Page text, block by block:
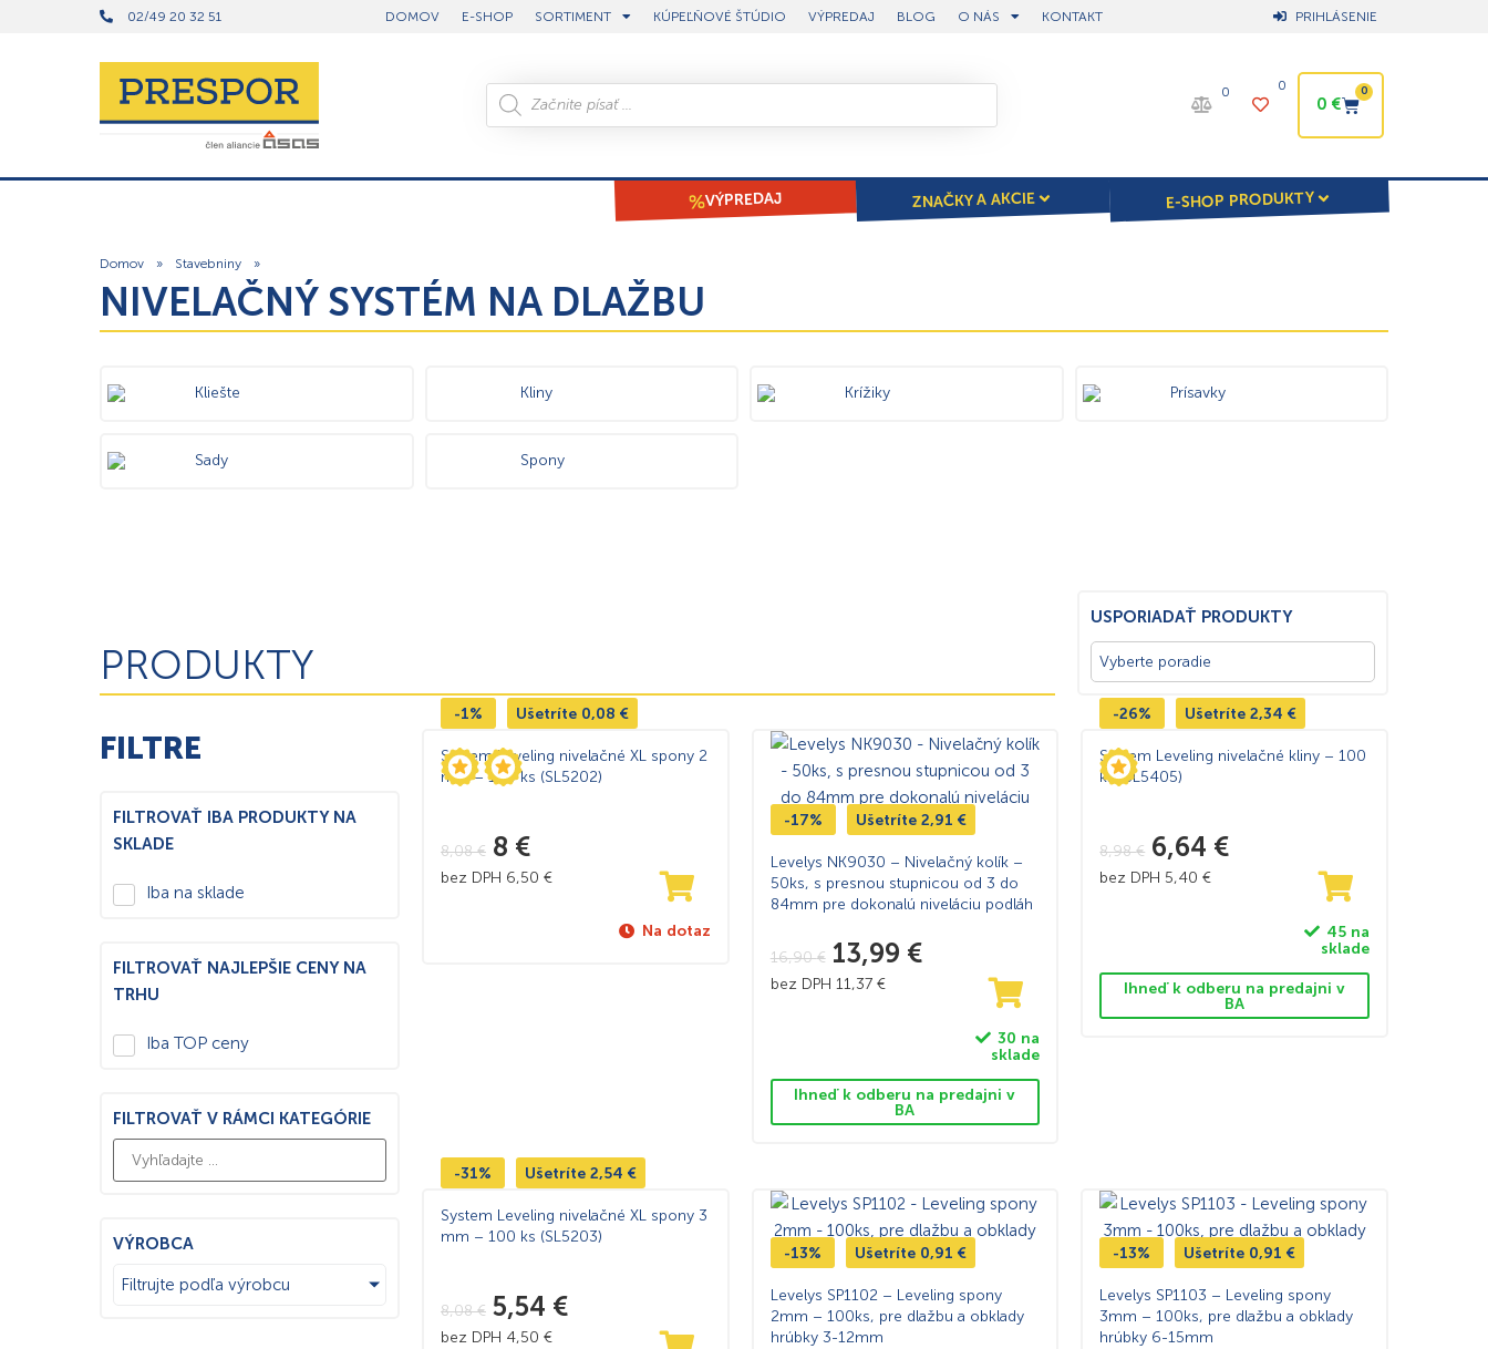
02/49 20 32 51 DOMOV E-SHOP SORTIMENT KÚPEĽŇOVÉ ŠTÚDIO VÝPREDAJ BLOG O NÁS KONTAKT PRIHLÁSENIE
0 0
0€
0
VÝPREDAJ ZNAČKY A AKCIE E-SHOP PRODUKTY
Domov » Stavebniny »
NIVELAČNÝ SYSTÉM NA DLAŽBU
Kliešte Kliny Krížiky Prísavky
Sady Spony
PRODUKTY
USPORIADAŤ PRODUKTY
FILTRE
FILTROVAŤ IBA PRODUKTY NA
SKLADE
Iba na sklade
FILTROVAŤ NAJLEPŠIE CENY NA
TRHU
Iba TOP ceny
FILTROVAŤ V RÁMCI KATEGÓRIE
VÝROBCA
Filtrujte podľa výrobcu
-1% Ušetríte 0,08 €
System Leveling nivelačné XL spony 2
mm – 100 ks (SL5202)
8,08€ 8 €
bez DPH 6,50 €
Na dotaz
-17% Ušetríte 2,91 €
Levelys NK9030 – Nivelačný kolík –
50ks, s presnou stupnicou od 3 do
84mm pre dokonalú niveláciu podláh
16,90€ 13,99 €
bez DPH 11,37 €
30 na
sklade
Ihneď k odberu na predajni v
BA
-26% Ušetríte2,34€
System Leveling nivelačné kliny – 100
ks (SL5405)
8,98€ 6,64 €
bez DPH 5,40€
45 na
sklade
Ihneď k odberu na predajni v
BA
-31% Ušetríte 2,54 €
System Leveling nivelačné XL spony 3
mm – 100 ks (SL5203)
8,08€ 5,54 €
bez DPH 4,50 €
-13% Ušetríte 0,91 €
Levelys SP1102 – Leveling spony
2mm – 100ks, pre dlažbu a obklady
hrúbky 3-12mm
-13% Ušetríte 0,91€
Levelys SP1103 – Leveling spony
3mm – 100ks, pre dlažbu a obklady
hrúbky 6-15mm